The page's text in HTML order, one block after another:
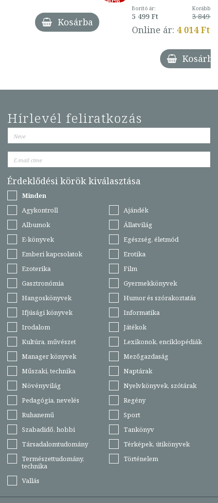
Kosárba
Borító ár:
5 499 Ft
Korábbi
3 849 Ft
Online ár: 4 014 Ft
Kosárba
Hírlevél feliratkozás
Érdeklődési körök kiválasztása
Minden
Agykontroll
Ajándék
Albumok
Állatvilág
E-könyvek
Egészség, életmód
Emberi kapcsolatok
Erotika
Ezoterika
Film
Gasztronómia
Gyermekkönyvek
Hangoskönyvek
Humor és szórakoztatás
Ifjúsági könyvek
Informatika
Irodalom
Játékok
Kultúra, művészet
Lexikonok, enciklopédiák
Manager könyvek
Mezőgazdaság
Műszaki, technika
Naptárak
Növényvilág
Nyelvkönyvek, szótárak
Pedagógia, nevelés
Regény
Ruhanemű
Sport
Szabadidő, hobbi
Tankönyv
Társadalomtudomány
Térképek, útikönyvek
Természettudomány,
technika
Történelem
Vallás